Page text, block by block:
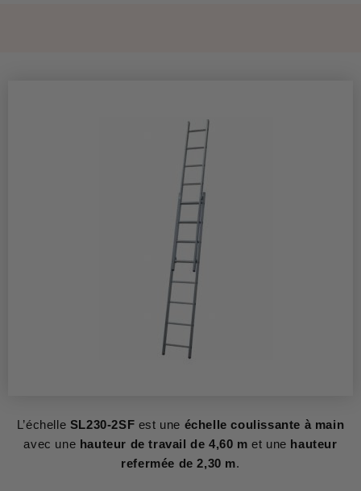
L’échelle SL230-2SF est une échelle coulissante à main
avec une hauteur de travail de 4,60 m et une hauteur
refermée de 2,30 m.